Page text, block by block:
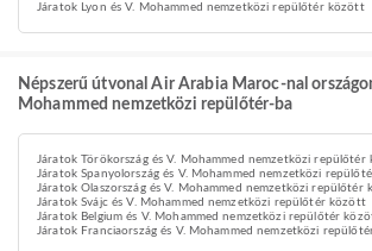
Járatok Lyon és V. Mohammed nemzetközi repülőtér között
Népszerű útvonal Air Arabia Maroc-nal
Mohammed nemzetközi repülőtér-ba
Járatok Törökország és V. Mohammed nemzetközi repülőtér
Járatok Spanyolország és V. Mohammed nemzetközi
Járatok Olaszország és V. Mohammed nemzetközi repülőtér
Járatok Svájc és V. Mohammed nemzetközi repülőtér között
Járatok Belgium és V. Mohammed nemzetközi repülőtér
Járatok Franciaország és V. Mohammed nemzetközi